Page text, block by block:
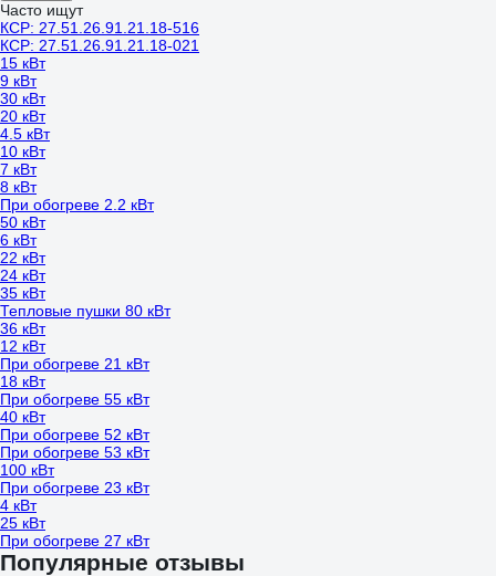
Часто ищут
КСР: 27.51.26.91.21.18-516
КСР: 27.51.26.91.21.18-021
15 кВт
9 кВт
30 кВт
20 кВт
4.5 кВт
10 кВт
7 кВт
8 кВт
При обогреве 2.2 кВт
50 кВт
6 кВт
22 кВт
24 кВт
35 кВт
Тепловые пушки 80 кВт
36 кВт
12 кВт
При обогреве 21 кВт
18 кВт
При обогреве 55 кВт
40 кВт
При обогреве 52 кВт
При обогреве 53 кВт
100 кВт
При обогреве 23 кВт
4 кВт
25 кВт
При обогреве 27 кВт
Популярные отзывы